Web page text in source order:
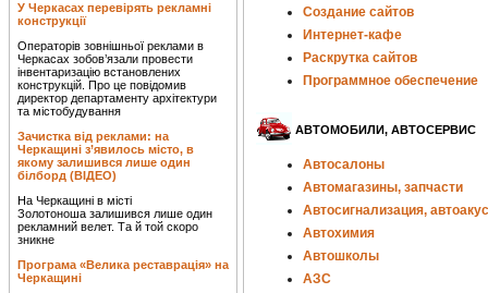
У Черкасах перевірять рекламні
конструкції
Операторів зовнішньої реклами в
Черкасах зобов’язали провести
інвентаризацію встановлених
конструкцій. Про це повідомив
директор департаменту архітектури
та містобудування
Зачистка від реклами: на
Черкащині з’явилось місто, в
якому залишився лише один
білборд (ВІДЕО)
На Черкащині в місті
Золотоноша залишився лише один
рекламний велет. Та й той скоро
зникне
Програма «Велика реставрація» на
Черкащині
Создание сайтов
Интернет-кафе
Раскрутка сайтов
Программное обеспечение
АВТОМОБИЛИ, АВТОСЕРВИС
Автосалоны
Автомагазины, запчасти
Автосигнализация,
Автохимия
Автошколы
АЗС